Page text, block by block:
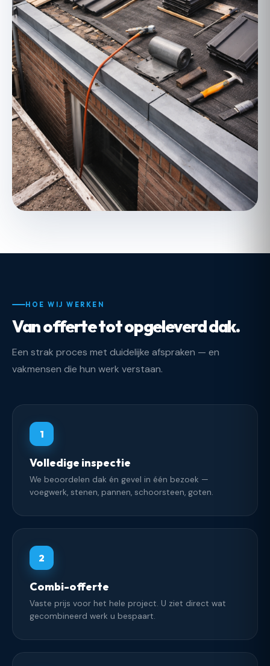
HOE WIJ WERKEN
Van offerte tot opgeleverd dak.
Een strak proces met duidelijke afspraken — en
vakmensen die hun werk verstaan.
1
Volledige inspectie
We beoordelen dak én gevel in één bezoek —
voegwerk, stenen, pannen, schoorsteen, goten.
2
Combi-offerte
Vaste prijs voor het hele project. U ziet direct wat
gecombineerd werk u bespaart.